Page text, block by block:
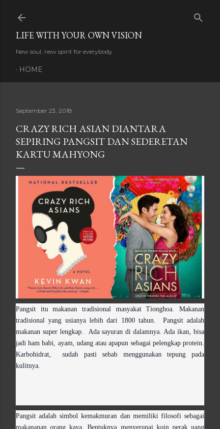
LIFE WITH YOUR OWN VISION
New soul, new spirit for everybody
HOME
September 23, 2018
CRAZY RICH ASIAN DIANTARA
SEPIRING PANGSIT DAN SEDERETAN
KARTU MAHYONG
Pangsit itu makanan tradisional masyakat Tionghoa. Makanan
tradisional yang usianya lebih dari 1800 tahun. Pangsit adalah
makanan super lengkap. Ada sayuran di dalamnya. Ada ikan, bisa
jadi ham babi, ayam, udang atau apapun sebagai pelengkap protein.
Karbohidrat, sudah pasti sebab menggunakan tepung pada
kulitnya.
Pangsit adalah simbol kemakmuran dan memiliki filosofi sebagai
makananan orang kaya. Bentuknya menyerupai koin perak uang